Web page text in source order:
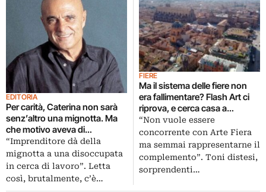
EDITORIA
Per carità, Caterina non sarà
senz’altro una mignotta. Ma
che motivo aveva di
provocare Giancarlo Politi
additandolo a negriero solo
perché, come milioni di
aziende, offre stage per la sua
Flash Art?
“Imprenditore dà della
mignotta a una disoccupata
in cerca di lavoro”. Letta
così, brutalmente, c’è…
FIERE
Ma il sistema delle fiere non
era fallimentare? Flash Art ci
riprova, e cerca casa a
Bologna per una mini
(Arte)fiera a fine gennaio
“Non vuole essere
concorrente con Arte Fiera
ma semmai rappresentarne il
complemento”. Toni distesi,
sorprendenti…